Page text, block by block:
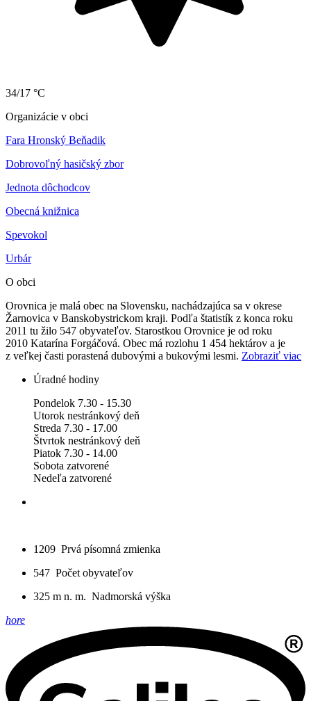
34/17 °C
Organizácie v obci
Fara Hronský Beňadik
Dobrovoľný hasičský zbor
Jednota dôchodcov
Obecná knižnica
Spevokol
Urbár
O obci
Orovnica je malá obec na Slovensku, nachádzajúca sa v okrese
Žarnovica v Banskobystrickom kraji. Podľa štatistík z konca roku
2011 tu žilo 547 obyvateľov. Starostkou Orovnice je od roku
2010 Katarína Forgáčová. Obec má rozlohu 1 454 hektárov a je
z veľkej časti porastená dubovými a bukovými lesmi. Zobraziť viac
Úradné hodiny
Pondelok 7.30 - 15.30
Utorok nestránkový deň
Streda 7.30 - 17.00
Štvrtok nestránkový deň
Piatok 7.30 - 14.00
Sobota zatvorené
Nedeľa zatvorené
1209 Prvá písomná zmienka
547 Počet obyvateľov
325 m n. m. Nadmorská výška
hore